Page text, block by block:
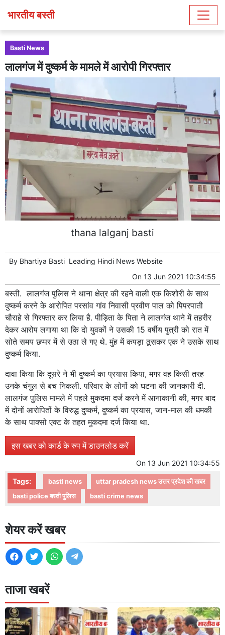
भारतीय बस्ती
Basti News
लालगंज में दुष्कर्म के मामले में आरोपी गिरफ्तार
thana lalganj basti
By Bhartiya Basti Leading Hindi News Website
On 13 Jun 2021 10:34:55
बस्ती. लालगंज पुलिस ने थाना क्षेत्र की रहने वाली एक किशोरी के साथ
दुष्कर्म करने के आरोपित परसांव गांव निवासी प्रवीण पाल को पिपरपाती
चौराहे से गिरफ्तार कर लिया है. पीड़िता के पिता ने लालगंज थाने में तहरीर
देकर आरोप लगाया था कि दो युवकों ने उसकी 15 वर्षीय पुत्री को रात में
सोते समय छप्पर में से उठा ले गए थे. मुंह में कपड़ा ठूसकर एक ने उसके साथ
दुष्कर्म किया.
दावा किया कि दूसरे ने भी दुष्कर्म का प्रयास किया, मगर वह किसी तरह
उनके चंगुल से बच निकली. परिवार के लोगों को घटना की जानकारी दी.
लालगंज पुलिस मामले में पहले मुकदमा दर्ज करने में आनाकानी की, मगर बाद
में दोनों आरोपितों के विरुद्ध दुष्कर्म, दुष्कर्म का प्रयास, जान-माल की धमकी
के साथ पाक्सो एक्ट के तहत मुकदमा दर्ज किया था.
इस खबर को कार्ड के रुप में डाउनलोड करें
On 13 Jun 2021 10:34:55
Tags: basti news
uttar pradesh news उत्तर प्रदेश की खबर
basti police बस्ती पुलिस
basti crime news
शेयर करें खबर
ताजा खबरें